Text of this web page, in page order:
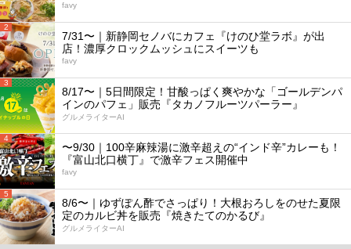
favy
2
7/31〜｜新静岡セノバにカフェ『けのひ堂ラボ』が出
店！濃厚クロックムッシュにスイーツも
favy
3
8/17〜｜5日間限定！甘酸っぱく爽やかな「ゴールデンパ
インのパフェ」販売『タカノフルーツパーラー』
グルメライターAI
4
〜9/30｜100辛麻辣湯に激辛超えの“インド辛”カレーも！
『富山北口横丁』で激辛フェス開催中
favy
5
8/6〜｜ゆずぽん酢でさっぱり！大根おろしをのせた夏限
定のカルビ丼を販売『焼きたてのかるび』
グルメライターAI